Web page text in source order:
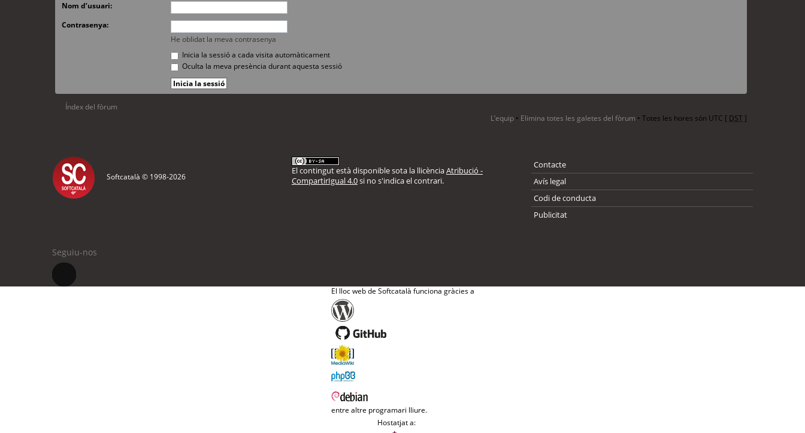
Nom d’usuari:
Contrasenya:
He oblidat la meva contrasenya
Inicia la sessió a cada visita automàticament
Oculta la meva presència durant aquesta sessió
Índex del fòrum
L’equip • Elimina totes les galetes del fòrum • Totes les hores són UTC [ DST]
Softcatalà © 1998-2026
El contingut està disponible sota la llicènciaAtribució -
CompartirIgual 4.0si no s'indica el contrari.
Contacte
Avís legal
Codi de conducta
Publicitat
Seguiu-nos
El lloc web de Softcatalà funciona gràcies a
entre altre programari lliure.
Hostatjat a: